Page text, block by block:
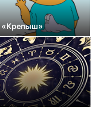
«Крепыш»